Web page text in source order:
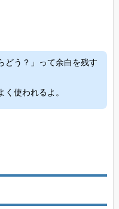
どう？」って余白を残す
く使われるよ。